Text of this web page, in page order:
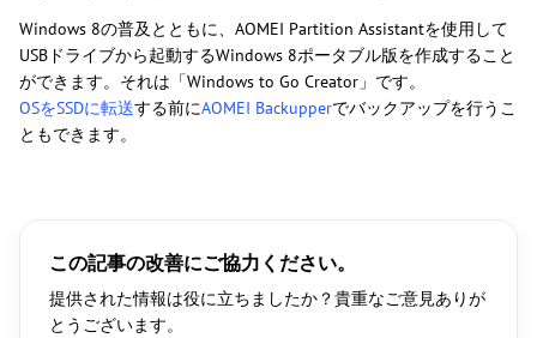
Windows 8の普及とともに、AOMEI Partition Assistantを使用して
USBドライブから起動するWindows 8ポータブル版を作成すること
ができます。それは「Windows to Go Creator」です。
OSをSSDに転送する前にAOMEI Backupperでバックアップを行うこ
ともできます。
この記事の改善にご協力ください。
提供された情報は役に立ちましたか？貴重なご意見ありが
とうございます。